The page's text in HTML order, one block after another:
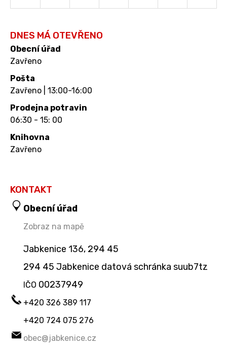
DNES MÁ OTEVŘENO
Obecní úřad
Zavřeno
Pošta
Zavřeno | 13:00-16:00
Prodejna potravin
06:30 - 15: 00
Knihovna
Zavřeno
KONTAKT
Obecní úřad
Zobraz na mapě
Jabkenice 136, 294 45
294 45 Jabkenice datová schránka suub7tz
IČO 00237949
+420 326 389 117
+420 724 075 276
obec@jabkenice.cz